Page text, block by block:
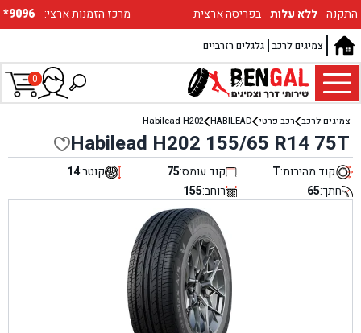
*9096 :מרכז הזמנות ארצי התקנה ללא עלות בפריסה ארצית
גלגלים רזרביים צמיגים לרכב
0
צמיגים לרכב רכב פרטי HABILEAD
Habilead H202
Habilead H202 155/65 R14 75T
קוד מהירות:T קוד עומס:75 קוטר:14
חתך:65 רוחב:155